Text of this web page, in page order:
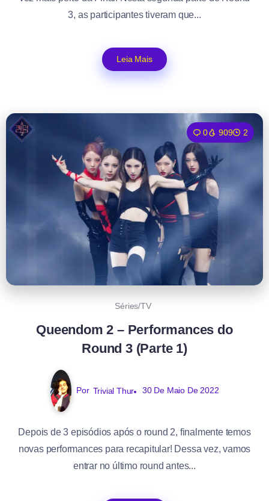
3, as participantes tiveram que...
Leia Mais
0 909 2
Séries/TV
Queendom 2 – Performances do
Round 3 (Parte 1)
Por Trivial Thur 30 De Maio De 2022
Depois de 3 episódios após o round 2, finalmente temos
novas performances para recapitular! Dessa vez, vamos
entrar no último round antes...